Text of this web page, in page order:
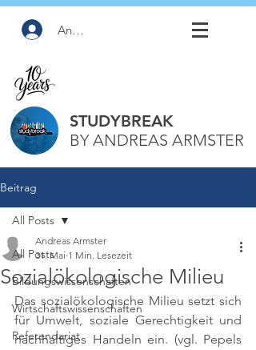
Anmelden
STUDYBREAK
BY ANDREAS ARMSTER
Beitrag
All Posts
Bildungswissenschaften
Wirtschaftswissenschaften
Referendariat
All Posts
Sozialökologische Milieu
Andreas Armster
31. Mai 1 Min. Lesezeit
Das sozialökologische Milieu setzt sich
für Umwelt, soziale Gerechtigkeit und
nachhaltiges Handeln ein. (vgl. Pepels